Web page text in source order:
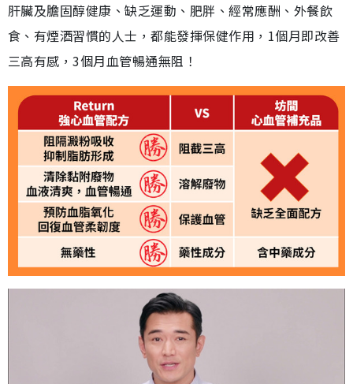
肝臟及膽固醇健康、缺乏運動、肥胖、經常應酬、外餐飲
食、有煙酒習慣的人士，都能發揮保健作用，1個月即改善
三高有感，3個月血管暢通無阻！